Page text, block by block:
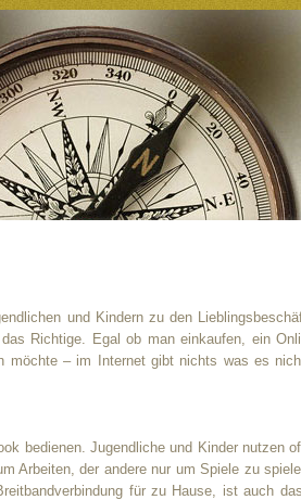
und Kindern zu den
Richtige. Egal ob man einkaufen, ein
möchte – im Internet gibt nichts was es
bedienen. Jugendliche und Kinder nutzen
Arbeiten, der andere nur um Spiele zu
für zu Hause, ist auch